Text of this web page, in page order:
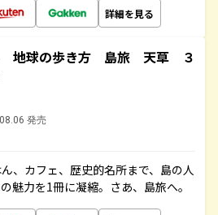
詳細を見る
地球の歩き方 島旅 天草 ３
発売
、カフェ、歴史的名所まで、島の人
魅力を1冊に凝縮。さあ、島旅へ。